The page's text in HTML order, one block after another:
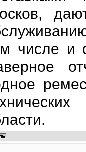
числе и